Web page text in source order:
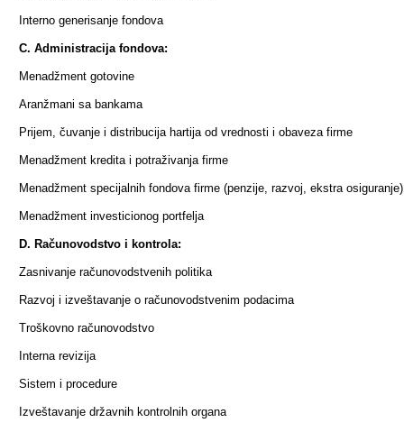
Interno generisanje fondova
C. Administracija fondova:
Menadžment gotovine
Aranžmani sa bankama
Prijem, čuvanje i distribucija hartija od vrednosti i obaveza firme
Menadžment kredita i potraživanja firme
Menadžment specijalnih fondova firme (penzije, razvoj, ekstra osiguranje)
Menadžment investicionog portfelja
D. Računovodstvo i kontrola:
Zasnivanje računovodstvenih politika
Razvoj i izveštavanje o računovodstvenim podacima
Troškovno računovodstvo
Interna revizija
Sistem i procedure
Izveštavanje državnih kontrolnih organa